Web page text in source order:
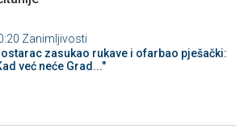
Zanimljivosti
zasukao rukave i ofarbao pješački:
već neće Grad..."